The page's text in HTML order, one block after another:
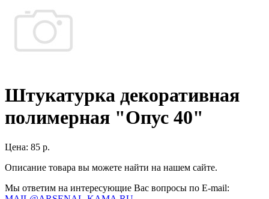
Штукатурка декоративная
полимерная "Опус 40"
Цена: 85 р.
Описание товара вы можете найти на нашем сайте.
Мы ответим на интересующие Вас вопросы по E-mail: